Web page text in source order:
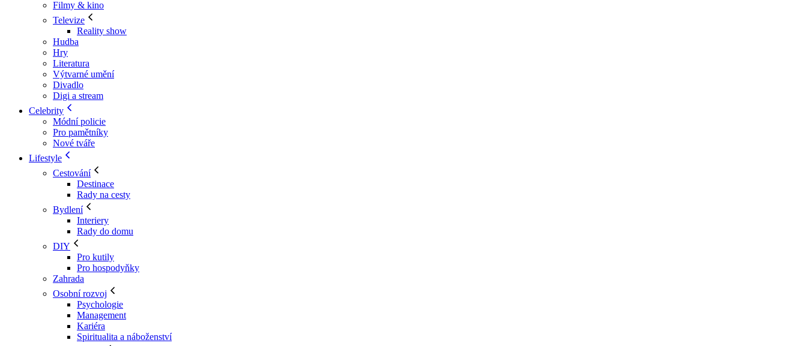
Filmy & kino
Televize
Reality show
Hudba
Hry
Literatura
Výtvarné umění
Divadlo
Digi a stream
Celebrity
Módní policie
Pro pamětníky
Nové tváře
Lifestyle
Cestování
Destinace
Rady na cesty
Bydlení
Interiery
Rady do domu
DIY
Pro kutily
Pro hospodyňky
Zahrada
Osobní rozvoj
Psychologie
Management
Kariéra
Spiritualita a náboženství